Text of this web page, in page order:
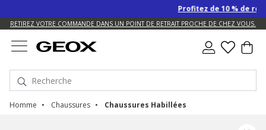
Profitez de 10 % de
RETIREZ VOTRE COMMANDE DANS UN POINT DE RETRAIT PROCHE DE CHEZ VOUS.
Homme Chaussures Chaussures Habillées